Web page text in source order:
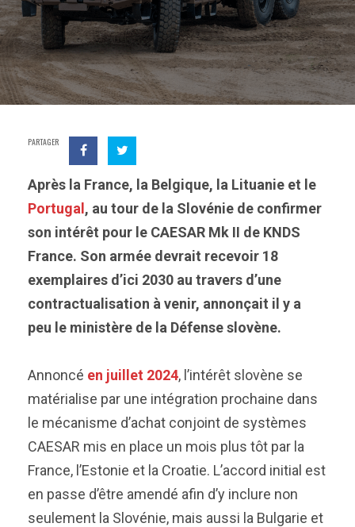
PARTAGER
Après la France, la Belgique, la Lituanie et le
Portugal , au tour de la Slovénie de confirmer
son intérêt pour le CAESAR Mk II de KNDS
France. Son armée devrait recevoir 18
exemplaires d’ici 2030 au travers d’une
contractualisation à venir, annonçait il y a
peu le ministère de la Défense slovène.
Annoncé en juillet 2024, l’intérêt slovène se
matérialise par une intégration prochaine dans
le mécanisme d’achat conjoint de systèmes
CAESAR mis en place un mois plus tôt par la
France, l’Estonie et la Croatie. L’accord initial est
en passe d’être amendé afin d’y inclure non
seulement la Slovénie, mais aussi la Bulgarie et